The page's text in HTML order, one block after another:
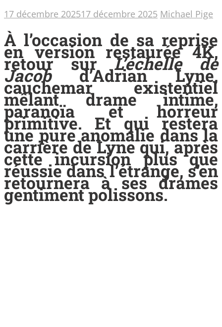
17 décembre 202517 décembre 2025 Michael Pige
À l’occasion de sa reprise
en version restaurée 4K,
retour surL’échelle de
Jacobd’Adrian Lyne,
cauchemar existentiel
mêlant drame intime,
paranoïa et horreur
primitive. Et qui restera
une pure anomalie dans la
carrière de Lyne qui, après
cette incursion plus que
réussie dans l’étrange, s’en
retournera à ses drames
gentiment polissons.